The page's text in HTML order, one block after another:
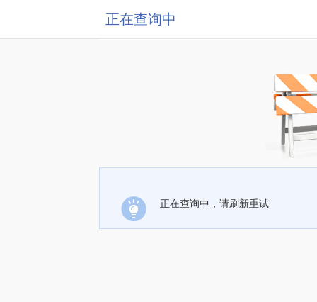
正在查询中
正在查询中，请刷新重试